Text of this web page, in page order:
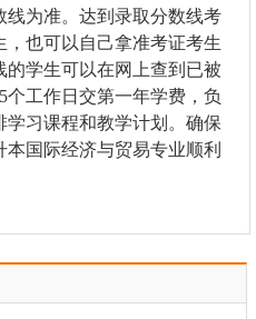
线为准。达到录取分数线考
也可以自己拿准考证考生
学生可以在网上查到已被
工作日交第一年学费，负
习课程和教学计划。确保
国际经济与贸易专业顺利